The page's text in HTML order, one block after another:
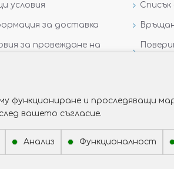
условия
за доставка
за провеждане на
Списък
функциониране и проследяващи
вашето съгласие.
Анализ Функционалност